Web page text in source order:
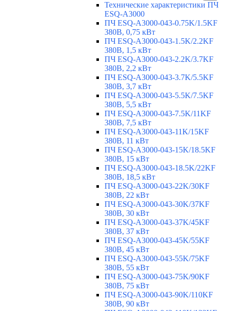
Технические характеристики ПЧ
ESQ-A3000
ПЧ ESQ-A3000-043-0.75K/1.5KF
380В, 0,75 кВт
ПЧ ESQ-A3000-043-1.5K/2.2KF
380В, 1,5 кВт
ПЧ ESQ-A3000-043-2.2K/3.7KF
380В, 2,2 кВт
ПЧ ESQ-A3000-043-3.7K/5.5KF
380В, 3,7 кВт
ПЧ ESQ-A3000-043-5.5K/7.5KF
380В, 5,5 кВт
ПЧ ESQ-A3000-043-7.5K/11KF
380В, 7,5 кВт
ПЧ ESQ-A3000-043-11K/15KF
380В, 11 кВт
ПЧ ESQ-A3000-043-15K/18.5KF
380В, 15 кВт
ПЧ ESQ-A3000-043-18.5K/22KF
380В, 18,5 кВт
ПЧ ESQ-A3000-043-22K/30KF
380В, 22 кВт
ПЧ ESQ-A3000-043-30K/37KF
380В, 30 кВт
ПЧ ESQ-A3000-043-37K/45KF
380В, 37 кВт
ПЧ ESQ-A3000-043-45K/55KF
380В, 45 кВт
ПЧ ESQ-A3000-043-55K/75KF
380В, 55 кВт
ПЧ ESQ-A3000-043-75K/90KF
380В, 75 кВт
ПЧ ESQ-A3000-043-90K/110KF
380В, 90 кВт